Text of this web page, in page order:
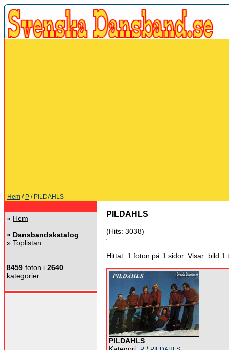
Hem / P / PILDAHLS
» Hem
» Dansbandskatalog
» Toplistan
8459 foton i 2640
kategorier.
PILDAHLS
(Hits: 3038)
Hittat: 1 foton på 1 sidor. Visar: bild 1
PILDAHLS